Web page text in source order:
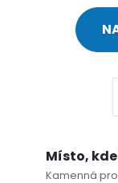
Místo,
Kamenná